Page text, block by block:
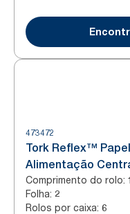
473472
Tork Reflex™
Alimentação
Comprimento do rolo:
Folha: 2
Rolos por caixa: 6